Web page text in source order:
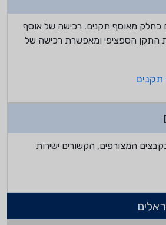
כחלק מאוסף תקנים. רכישה של אוסף
התקן הספציפי ומאפשרת רכישה של
תקנים
המצורפים, הקשורים ישירות